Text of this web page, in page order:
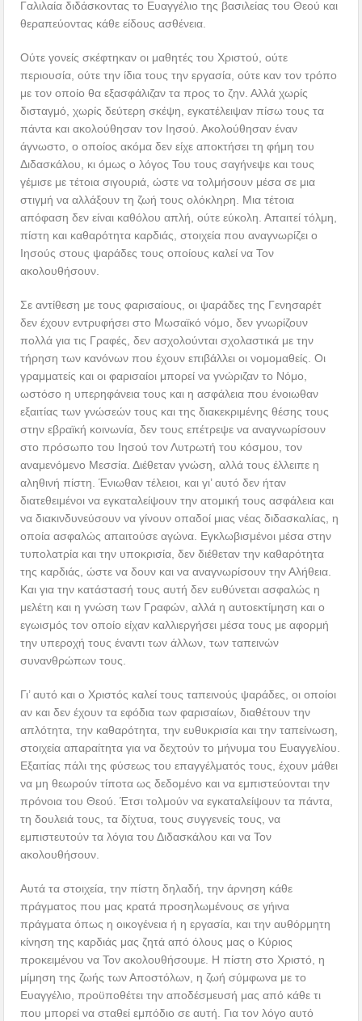
Γαλιλαία διδάσκοντας το Ευαγγέλιο της βασιλείας του Θεού και
θεραπεύοντας κάθε είδους ασθένεια.
Ούτε γονείς σκέφτηκαν οι μαθητές του Χριστού, ούτε
περιουσία, ούτε την ίδια τους την εργασία, ούτε καν τον τρόπο
με τον οποίο θα εξασφάλιζαν τα προς το ζην. Αλλά χωρίς
δισταγμό, χωρίς δεύτερη σκέψη, εγκατέλειψαν πίσω τους τα
πάντα και ακολούθησαν τον Ιησού. Ακολούθησαν έναν
άγνωστο, ο οποίος ακόμα δεν είχε αποκτήσει τη φήμη του
Διδασκάλου, κι όμως ο λόγος Του τους σαγήνεψε και τους
γέμισε με τέτοια σιγουριά, ώστε να τολμήσουν μέσα σε μια
στιγμή να αλλάξουν τη ζωή τους ολόκληρη. Μια τέτοια
απόφαση δεν είναι καθόλου απλή, ούτε εύκολη. Απαιτεί τόλμη,
πίστη και καθαρότητα καρδιάς, στοιχεία που αναγνωρίζει ο
Ιησούς στους ψαράδες τους οποίους καλεί να Τον
ακολουθήσουν.
Σε αντίθεση με τους φαρισαίους, οι ψαράδες της Γενησαρέτ
δεν έχουν εντρυφήσει στο Μωσαϊκό νόμο, δεν γνωρίζουν
πολλά για τις Γραφές, δεν ασχολούνται σχολαστικά με την
τήρηση των κανόνων που έχουν επιβάλλει οι νομομαθείς. Οι
γραμματείς και οι φαρισαίοι μπορεί να γνώριζαν το Νόμο,
ωστόσο η υπερηφάνεια τους και η ασφάλεια που ένοιωθαν
εξαιτίας των γνώσεών τους και της διακεκριμένης θέσης τους
στην εβραϊκή κοινωνία, δεν τους επέτρεψε να αναγνωρίσουν
στο πρόσωπο του Ιησού τον Λυτρωτή του κόσμου, τον
αναμενόμενο Μεσσία. Διέθεταν γνώση, αλλά τους έλλειπε η
αληθινή πίστη. Ένιωθαν τέλειοι, και γι’ αυτό δεν ήταν
διατεθειμένοι να εγκαταλείψουν την ατομική τους ασφάλεια και
να διακινδυνεύσουν να γίνουν οπαδοί μιας νέας διδασκαλίας, η
οποία ασφαλώς απαιτούσε αγώνα. Εγκλωβισμένοι μέσα στην
τυπολατρία και την υποκρισία, δεν διέθεταν την καθαρότητα
της καρδιάς, ώστε να δουν και να αναγνωρίσουν την Αλήθεια.
Και για την κατάστασή τους αυτή δεν ευθύνεται ασφαλώς η
μελέτη και η γνώση των Γραφών, αλλά η αυτοεκτίμηση και ο
εγωισμός τον οποίο είχαν καλλιεργήσει μέσα τους με αφορμή
την υπεροχή τους έναντι των άλλων, των ταπεινών
συνανθρώπων τους.
Γι’ αυτό και ο Χριστός καλεί τους ταπεινούς ψαράδες, οι οποίοι
αν και δεν έχουν τα εφόδια των φαρισαίων, διαθέτουν την
απλότητα, την καθαρότητα, την ευθυκρισία και την ταπείνωση,
στοιχεία απαραίτητα για να δεχτούν το μήνυμα του Ευαγγελίου.
Εξαιτίας πάλι της φύσεως του επαγγέλματός τους, έχουν μάθει
να μη θεωρούν τίποτα ως δεδομένο και να εμπιστεύονται την
πρόνοια του Θεού. Έτσι τολμούν να εγκαταλείψουν τα πάντα,
τη δουλειά τους, τα δίχτυα, τους συγγενείς τους, να
εμπιστευτούν τα λόγια του Διδασκάλου και να Τον
ακολουθήσουν.
Αυτά τα στοιχεία, την πίστη δηλαδή, την άρνηση κάθε
πράγματος που μας κρατά προσηλωμένους σε γήινα
πράγματα όπως η οικογένεια ή η εργασία, και την αυθόρμητη
κίνηση της καρδιάς μας ζητά από όλους μας ο Κύριος
προκειμένου να Τον ακολουθήσουμε. Η πίστη στο Χριστό, η
μίμηση της ζωής των Αποστόλων, η ζωή σύμφωνα με το
Ευαγγέλιο, προϋποθέτει την αποδέσμευσή μας από κάθε τι
που μπορεί να σταθεί εμπόδιο σε αυτή. Για τον λόγο αυτό